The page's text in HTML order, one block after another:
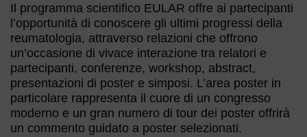
Il programma scientifico EULAR offre ai partecipanti
l’opportunità di conoscere gli ultimi progressi della
reumatologia, attraverso relazioni che offrono
un’occasione di vivace interazione tra relatori e
partecipanti, conferenze, workshop, abstract,
presentazioni di poster e simposi. L’area poster in
particolare rappresenta il cuore di un congresso
moderno e un gran numero di tour dei poster offrirà
un commento guidato a poster selezionati.